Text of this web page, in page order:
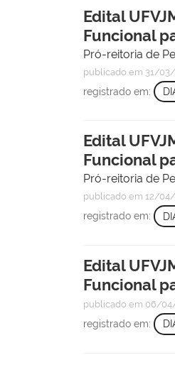
Edital
Funcional
Pró-reitoria de
publicado em 31/
registrado em:
Edital
Funcional
Pró-reitoria de
publicado em 12/
registrado em:
Edital
Funcional
publicado em 06/
registrado em: